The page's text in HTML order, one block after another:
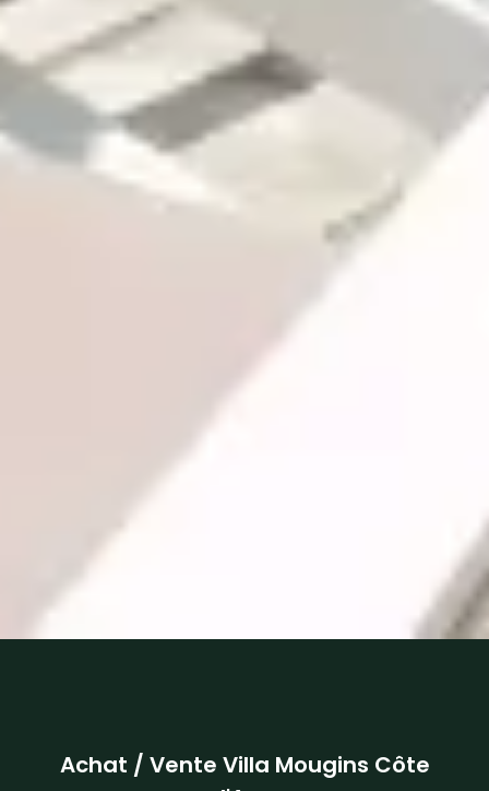
Achat / Vente Villa Mougins Côte